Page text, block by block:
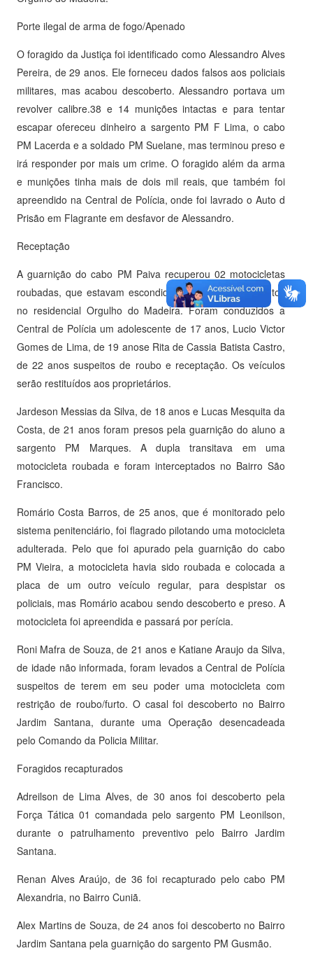
Porte ilegal de arma de fogo/Apenado
O foragido da Justiça foi identificado como Alessandro Alves
Pereira, de 29 anos. Ele forneceu dados falsos aos policiais
militares, mas acabou descoberto. Alessandro portava um
revolver calibre.38 e 14 munições intactas e para tentar
escapar ofereceu dinheiro a sargento PM F Lima, o cabo
PM Lacerda e a soldado PM Suelane, mas terminou preso e
irá responder por mais um crime. O foragido além da arma
e munições tinha mais de dois mil reais, que também foi
apreendido na Central de Polícia, onde foi lavrado o Auto d
Prisão em Flagrante em desfavor de Alessandro.
Receptação
A guarnição do cabo PM Paiva recuperou 02 motocicletas
roubadas, que estavam escondidas em dois apartamentos
no residencial Orgulho do Madeira. Foram conduzidos a
Central de Polícia um adolescente de 17 anos, Lucio Victor
Gomes de Lima, de 19 anose Rita de Cassia Batista Castro,
de 22 anos suspeitos de roubo e receptação. Os veículos
serão restituídos aos proprietários.
Jardeson Messias da Silva, de 18 anos e Lucas Mesquita da
Costa, de 21 anos foram presos pela guarnição do aluno a
sargento PM Marques. A dupla transitava em uma
motocicleta roubada e foram interceptados no Bairro São
Francisco.
Romário Costa Barros, de 25 anos, que é monitorado pelo
sistema penitenciário, foi flagrado pilotando uma motocicleta
adulterada. Pelo que foi apurado pela guarnição do cabo
PM Vieira, a motocicleta havia sido roubada e colocada a
placa de um outro veículo regular, para despistar os
policiais, mas Romário acabou sendo descoberto e preso. A
motocicleta foi apreendida e passará por perícia.
Roni Mafra de Souza, de 21 anos e Katiane Araujo da Silva,
de idade não informada, foram levados a Central de Polícia
suspeitos de terem em seu poder uma motocicleta com
restrição de roubo/furto. O casal foi descoberto no Bairro
Jardim Santana, durante uma Operação desencadeada
pelo Comando da Policia Militar.
Foragidos recapturados
Adreilson de Lima Alves, de 30 anos foi descoberto pela
Força Tática 01 comandada pelo sargento PM Leonilson,
durante o patrulhamento preventivo pelo Bairro Jardim
Santana.
Renan Alves Araújo, de 36 foi recapturado pelo cabo PM
Alexandria, no Bairro Cuniã.
Alex Martins de Souza, de 24 anos foi descoberto no Bairro
Jardim Santana pela guarnição do sargento PM Gusmão.